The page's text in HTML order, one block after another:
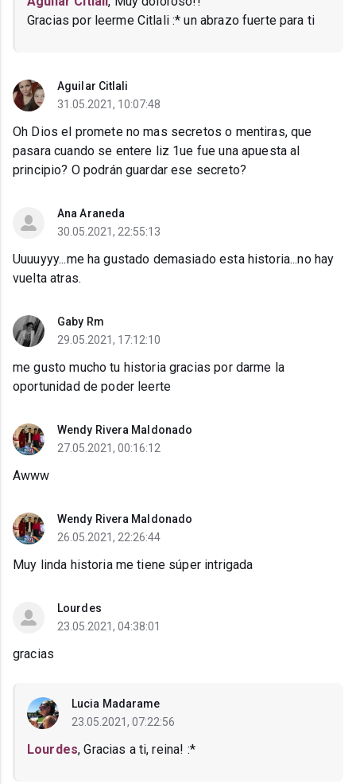
Gracias por leerme Citlali :* un abrazo fuerte para ti
Aguilar Citlali
31.05.2021, 10:07:48
Oh Dios el promete no mas secretos o mentiras, que
pasara cuando se entere liz 1ue fue una apuesta al
principio? O podrán guardar ese secreto?
Ana Araneda
30.05.2021, 22:55:13
Uuuuyyy...me ha gustado demasiado esta historia...no hay
vuelta atras.
Gaby Rm
29.05.2021, 17:12:10
me gusto mucho tu historia gracias por darme la
oportunidad de poder leerte
Wendy Rivera Maldonado
27.05.2021, 00:16:12
Awww
Wendy Rivera Maldonado
26.05.2021, 22:26:44
Muy linda historia me tiene súper intrigada
Lourdes
23.05.2021, 04:38:01
gracias
Lucia Madarame
23.05.2021, 07:22:56
Lourdes, Gracias a ti, reina! :*